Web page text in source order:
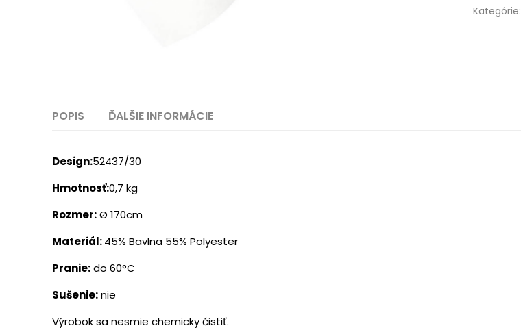
Kategórie:
POPIS ĎALŠIE INFORMÁCIE
Design:52437/30
Hmotnosť:0,7 kg
Rozmer:Ø 170cm
Materiál:45% Bavlna 55% Polyester
Pranie:do 60°C
Sušenie:nie
Výrobok sa nesmie chemicky čistiť.